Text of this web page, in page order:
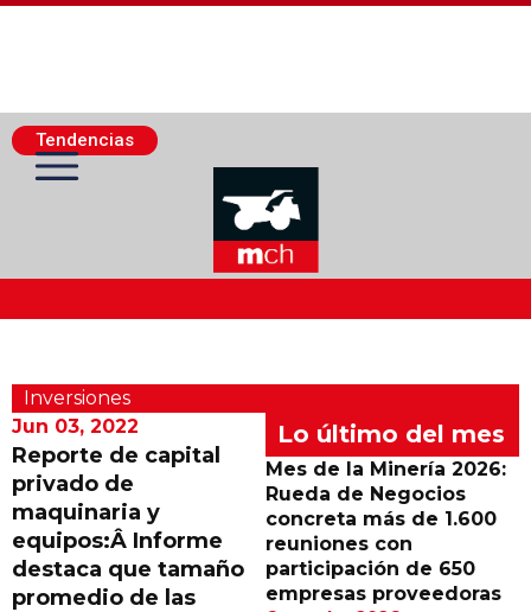
Tendencias
Actualidad Minera
Minería Superficie
Minerí­a Subterránea
Proveedores
Canal Digital
Inversiones
Jun 03, 2022
Reporte de capital
privado de
maquinaria y
equipos:Â Informe
destaca que tamaño
promedio de las
Lo último del mes
Mes de la Minería 2026:
Rueda de Negocios
concreta más de 1.600
reuniones con
participación de 650
empresas proveedoras